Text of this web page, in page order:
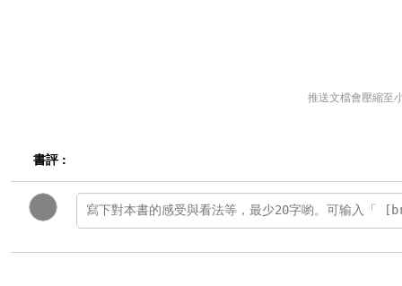
推送文檔會壓縮至
書評 :